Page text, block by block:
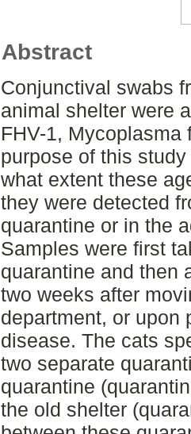
Abstract
Conjunctival swabs
animal shelter were
FHV-1,
purpose of this
what extent these
they were detected
quarantine or in the
Samples were first
quarantine and then
two weeks after
department, or upon
disease. The cats
two separate
quarantine
the old shelter